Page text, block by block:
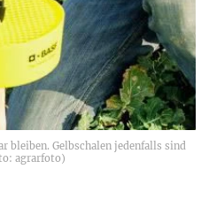
bleiben. Gelbschalen jedenfalls sind
agrarfoto)